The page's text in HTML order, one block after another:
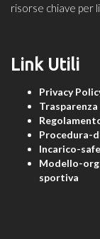
risorse chiave per
Link Utili
Privacy
Trasparenza
Procedura-
Incarico-
Modello-
sportiva